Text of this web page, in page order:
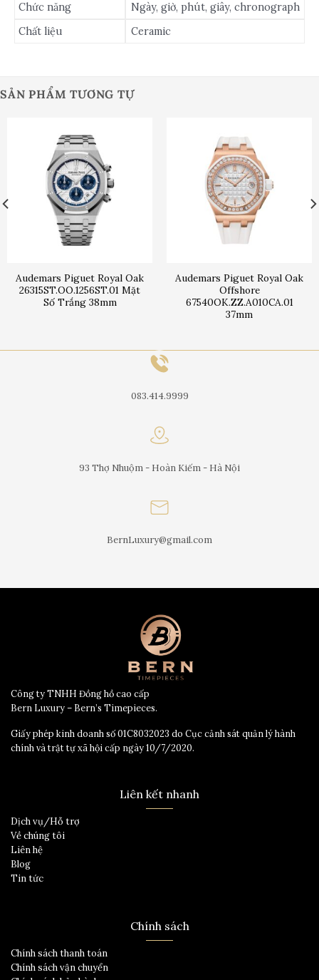
Chức năng
Ngày, giờ, phút, giây, chronograph
Chất liệu
Ceramic
SẢN PHẨM TƯƠNG TỰ
Audemars Piguet Royal Oak
26315ST.OO.1256ST.01 Mặt
Số Trắng 38mm
Audemars Piguet Royal Oak
Offshore
67540OK.ZZ.A010CA.01
37mm
083.414.9999
93 Thợ Nhuộm - Hoàn Kiếm - Hà Nội
BernLuxury@gmail.com
Công ty TNHH Đồng hồ cao cấp
Bern Luxury – Bern’s Timepieces.
Giấy phép kinh doanh số 01C8032023 do Cục cảnh sát quản lý hành
chính và trật tự xã hội cấp ngày 10/7/2020.
Liên kết nhanh
Dịch vụ/Hỗ trợ
Về chúng tôi
Liên hệ
Blog
Tin tức
Chính sách
Chính sách thanh toán
Chính sách vận chuyển